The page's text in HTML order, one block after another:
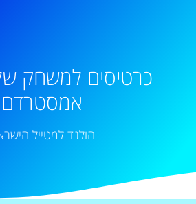
כרטיסים למשחק
אמסטרדם
הולנד למטייל